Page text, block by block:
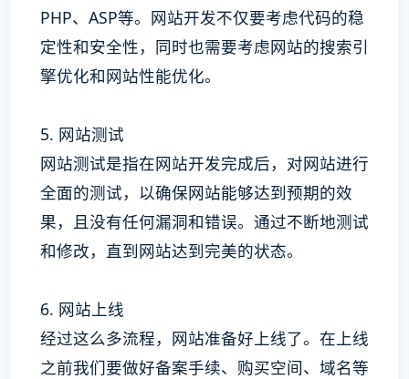
PHP、ASP等。网站开发不仅要考虑代码的稳
定性和安全性，同时也需要考虑网站的搜索引
擎优化和网站性能优化。
5. 网站测试
网站测试是指在网站开发完成后，对网站进行
全面的测试，以确保网站能够达到预期的效
果，且没有任何漏洞和错误。通过不断地测试
和修改，直到网站达到完美的状态。
6. 网站上线
经过这么多流程，网站准备好上线了。在上线
之前我们要做好备案手续、购买空间、域名等